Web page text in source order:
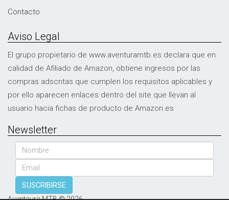
Contacto
Aviso Legal
El grupo propietario de www.aventuramtb.es declara que en
calidad de Afiliado de Amazon, obtiene ingresos por las
compras adscritas que cumplen los requisitos aplicables y
por ello aparecen enlaces dentro del site que llevan al
usuario hacia fichas de producto de Amazon.es
Newsletter
Nombre
Email
SUSCRIBIRSE